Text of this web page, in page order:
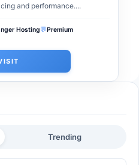
and performance....
Hosting💬Premium
Trending